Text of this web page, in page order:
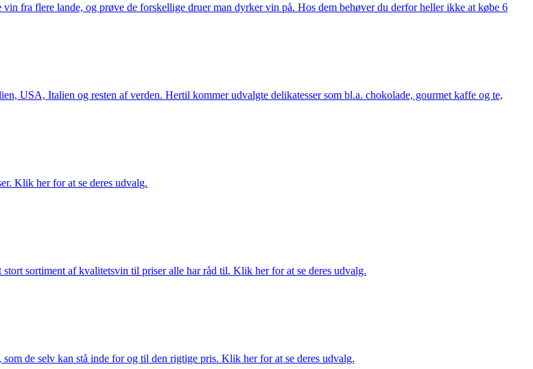
fra flere lande, og prøve de forskellige druer man dyrker vin på. Hos dem behøver du derfor heller ikke at købe 6
USA, Italien og resten af verden. Hertil kommer udvalgte delikatesser som bl.a. chokolade, gourmet kaffe og te,
Klik her for at se deres udvalg.
sortiment af kvalitetsvin til priser alle har råd til. Klik her for at se deres udvalg.
de selv kan stå inde for og til den rigtige pris. Klik her for at se deres udvalg.